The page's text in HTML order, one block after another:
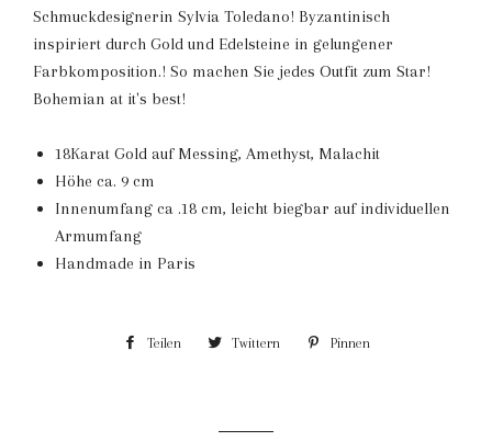
Schmuckdesignerin Sylvia Toledano! Byzantinisch
inspiriert durch Gold und Edelsteine in gelungener
Farbkomposition.! So machen Sie jedes Outfit zum Star!
Bohemian at it's best!
18Karat Gold auf Messing, Amethyst, Malachit
Höhe ca. 9 cm
Innenumfang ca .18 cm, leicht biegbar auf individuellen
Armumfang
Handmade in Paris
Teilen Auf Twittern Auf Pinnen